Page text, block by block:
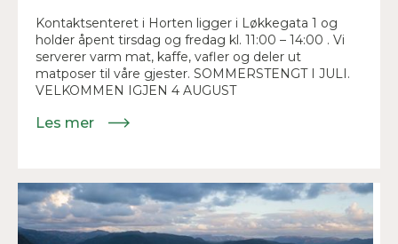
Kontaktsenteret i Horten ligger i Løkkegata 1 og
holder åpent tirsdag og fredag kl. 11:00 – 14:00 . Vi
serverer varm mat, kaffe, vafler og deler ut
matposer til våre gjester. SOMMERSTENGT I JULI.
VELKOMMEN IGJEN 4 AUGUST
Les mer